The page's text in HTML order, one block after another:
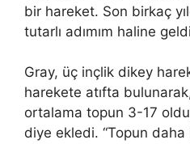
bir hareket. Son birkaç
tutarlı adımım haline
Gray, üç inçlik dikey
harekete atıfta
ortalama topun 3-17
diye ekledi. “Topun